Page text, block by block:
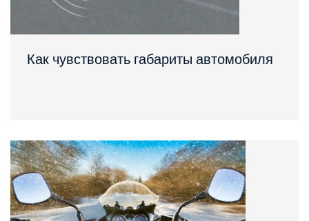
Как чувствовать габариты автомобиля